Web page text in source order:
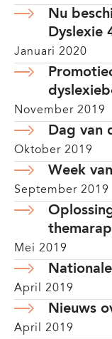
Nu
Dyslexie
Januari 2020
November 2019
Dag van
Oktober 2019
Week
September 2019
Mei 2019
April 2019
Nieuws
April 2019